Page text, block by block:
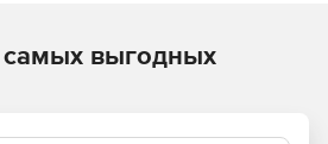
Dr.Web Mail
в организациях,
самых выгодных